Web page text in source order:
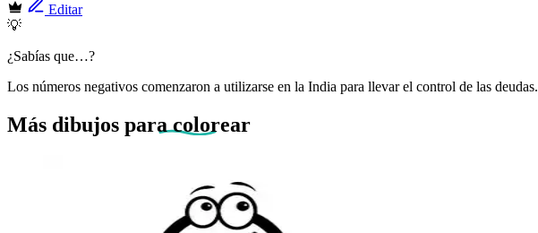
Editar
💡
¿Sabías que…?
Los números negativos comenzaron a utilizarse en la India para llevar el control de las deudas.
Más dibujos para colorear